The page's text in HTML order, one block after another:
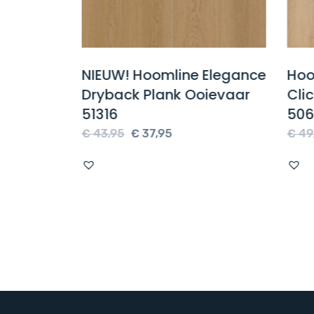
NIEUW! Hoomline Elegance
Dryback Plank Ooievaar
51316
43,95 Oorspronkelijke
€ 37,95Huidige
5066